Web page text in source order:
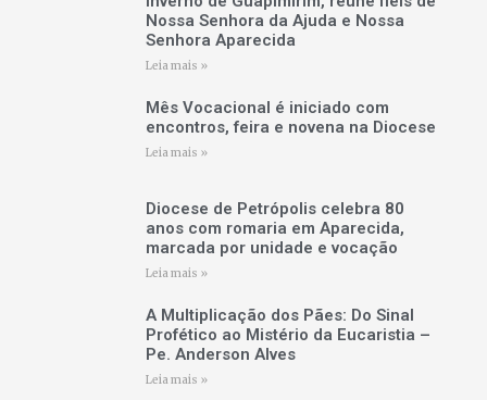
Nossa Senhora da Ajuda e Nossa
Senhora Aparecida
Leia mais »
Mês Vocacional é iniciado com
encontros, feira e novena na Diocese
Leia mais »
Diocese de Petrópolis celebra 80
anos com romaria em Aparecida,
marcada por unidade e vocação
Leia mais »
A Multiplicação dos Pães: Do Sinal
Profético ao Mistério da Eucaristia –
Pe. Anderson Alves
Leia mais »